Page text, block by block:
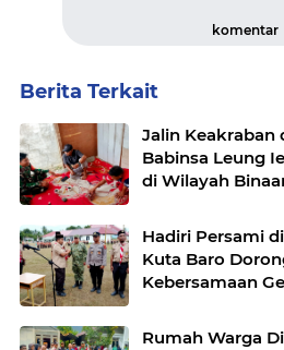
komentar
Berita Terkait
Jalin Keakraban
Babinsa Leung
di Wilayah
Hadiri Persami
Kuta Baro
Kebersamaan
Rumah Warga